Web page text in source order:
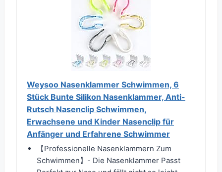
Weysoo Nasenklammer Schwimmen, 6
Stück Bunte Silikon Nasenklammer, Anti-
Rutsch Nasenclip Schwimmen,
Erwachsene und Kinder Nasenclip für
Anfänger und Erfahrene Schwimmer
【Professionelle Nasenklammern Zum
Schwimmen】- Die Nasenklammer Passt